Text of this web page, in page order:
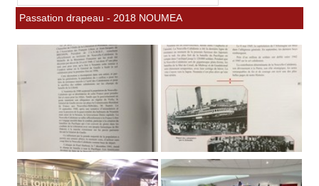
Passation drapeau - 2018 NOUMEA